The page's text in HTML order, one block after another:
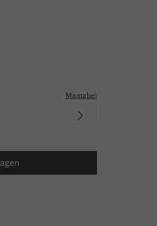
Maatabel